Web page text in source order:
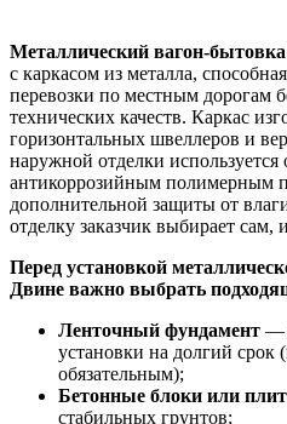
Металлический вагон-бытовка
с каркасом из металла,
перевозки по местным дорогам
технических качеств. Каркас
горизонтальных швеллеров и
наружной отделки
антикоррозийным полимерным
дополнительной защиты от
отделку заказчик выбирает сам,
Перед установкой
Двине важно выбрать
Ленточный фундамент —
установки на долгий срок
обязательным);
Бетонные блоки или
стабильных грунтов;